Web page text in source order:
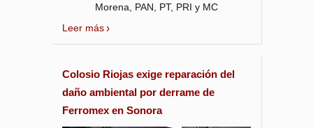
Morena, PAN, PT, PRI y MC
Leer más
Colosio Riojas exige reparación del
daño ambiental por derrame de
Ferromex en Sonora